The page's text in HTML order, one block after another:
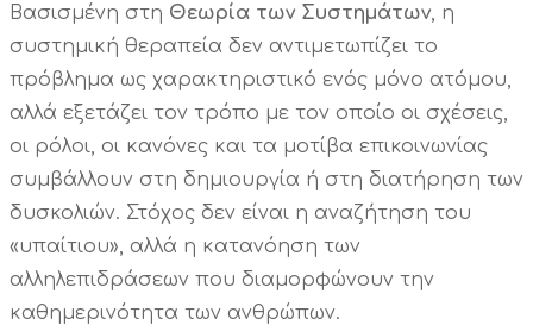
Βασισμένη στη Θεωρία των Συστημάτων , η
συστημική θεραπεία δεν αντιμετωπίζει το
πρόβλημα ως χαρακτηριστικό ενός μόνο ατόμου,
αλλά εξετάζει τον τρόπο με τον οποίο οι σχέσεις,
οι ρόλοι, οι κανόνες και τα μοτίβα επικοινωνίας
συμβάλλουν στη δημιουργία ή στη διατήρηση των
δυσκολιών. Στόχος δεν είναι η αναζήτηση του
«υπαίτιου», αλλά η κατανόηση των
αλληλεπιδράσεων που διαμορφώνουν την
καθημερινότητα των ανθρώπων.